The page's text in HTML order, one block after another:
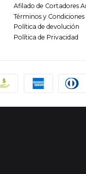
Afilado de Cortadores
Términos y Condiciones
Política de devolución
Política de Privacidad